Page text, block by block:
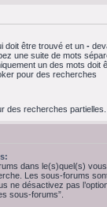
doit être trouvé et un -
une suite de mots
un des mots doit
pour des recherches
des recherches partielles.
dans le(s)quel(s) vous
Les sous-forums
ne désactivez pas
sous-forums”.